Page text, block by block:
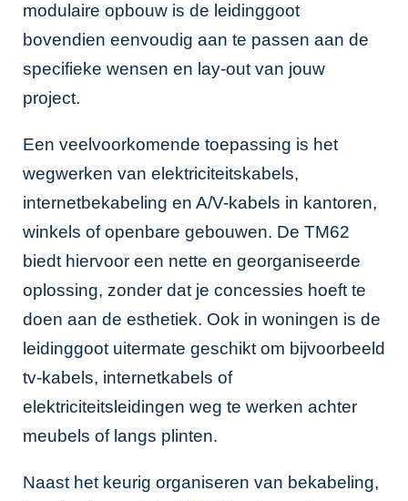
modulaire opbouw is de leidinggoot
bovendien eenvoudig aan te passen aan de
specifieke wensen en lay-out van jouw
project.
Een veelvoorkomende toepassing is het
wegwerken van elektriciteitskabels,
internetbekabeling en A/V-kabels in kantoren,
winkels of openbare gebouwen. De TM62
biedt hiervoor een nette en georganiseerde
oplossing, zonder dat je concessies hoeft te
doen aan de esthetiek. Ook in woningen is de
leidinggoot uitermate geschikt om bijvoorbeeld
tv-kabels, internetkabels of
elektriciteitsleidingen weg te werken achter
meubels of langs plinten.
Naast het keurig organiseren van bekabeling,